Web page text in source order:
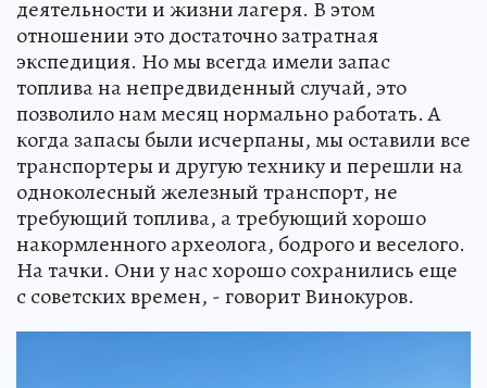
деятельности и жизни лагеря. В этом
отношении это достаточно затратная
экспедиция. Но мы всегда имели запас
топлива на непредвиденный случай, это
позволило нам месяц нормально работать. А
когда запасы были исчерпаны, мы оставили все
транспортеры и другую технику и перешли на
одноколесный железный транспорт, не
требующий топлива, а требующий хорошо
накормленного археолога, бодрого и веселого.
На тачки. Они у нас хорошо сохранились еще
с советских времен, - говорит Винокуров.